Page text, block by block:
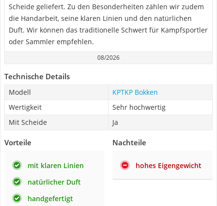
Scheide geliefert. Zu den Besonderheiten zählen wir zudem
die Handarbeit, seine klaren Linien und den natürlichen
Duft. Wir können das traditionelle Schwert für Kampfsportler
oder Sammler empfehlen.
08/2026
Technische Details
Modell
KPTKP Bokken
Wertigkeit
Sehr hochwertig
Mit Scheide
Ja
Vorteile
mit klaren Linien
natürlicher Duft
handgefertigt
Nachteile
hohes Eigengewicht